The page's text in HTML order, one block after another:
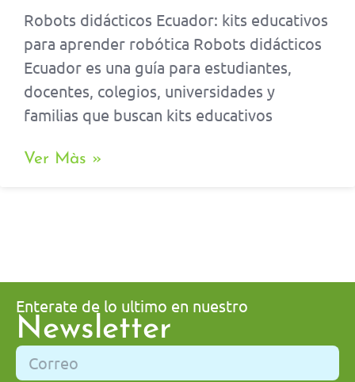
Robots didácticos Ecuador: kits educativos
para aprender robótica Robots didácticos
Ecuador es una guía para estudiantes,
docentes, colegios, universidades y
familias que buscan kits educativos
Ver Màs »
Enterate de lo ultimo en nuestro
Newsletter